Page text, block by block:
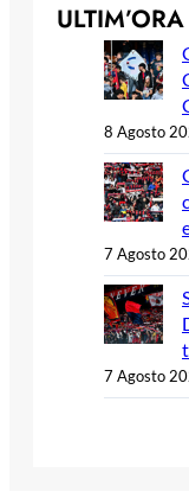
ULTIM’ORA
8 Agosto
7 Agosto
7 Agosto